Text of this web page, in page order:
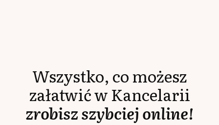
Wszystko, co możesz
załatwić w Kancelarii
zrobisz szybciej online!